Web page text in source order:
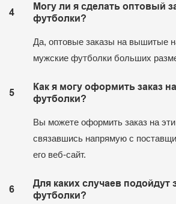
4
Могу ли я сделать оптовый
футболки?
Да, оптовые заказы на вышитые
мужские футболки больших
5
Как я могу оформить заказ
футболки?
Вы можете оформить заказ на
связавшись напрямую с
его веб-сайт.
6
Для каких случаев подойдут
футболки?